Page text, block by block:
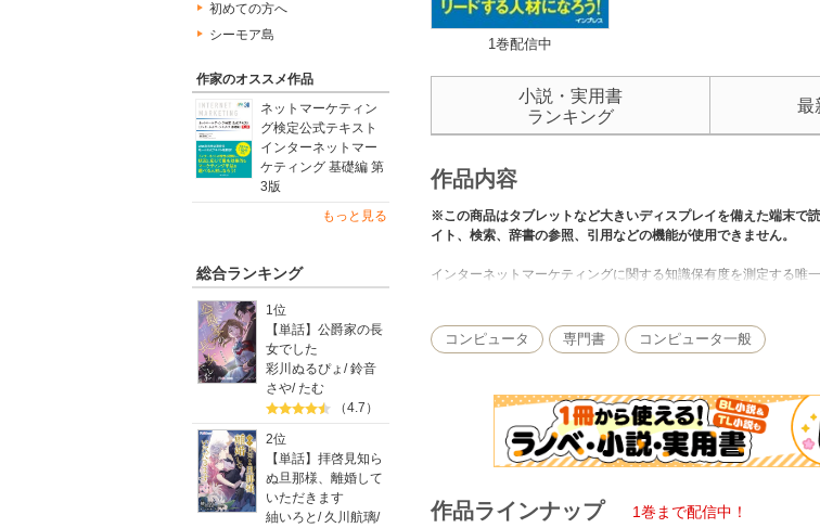
初めての方へ
シーモア島
作家のオススメ作品
ネットマーケティン
グ検定公式テキスト
インターネットマー
ケティング 基礎編 第
3版
もっと見る
総合ランキング
1位
【単話】公爵家の長
女でした
彩川ぬるぴょ /鈴音
さや/たむ
（4.7）
2位
【単話】拝啓見知ら
ぬ旦那様、離婚して
いただきます
紬いろと / 久川航璃/
1巻配信中
小説・実用書
ランキング
最
作品内容
※この商品はタブレットなど大きいディスプレイを備えた端末で
イト、検索、辞書の参照、引用などの機能が使用できません。
インターネットマーケティングに関する知識保有度を測定する唯
る知識」「経営戦略と連動したWebブランディング能力」などの
コンピュータ 専門書 コンピュータ一般
作品ラインナップ 1巻まで配信中！